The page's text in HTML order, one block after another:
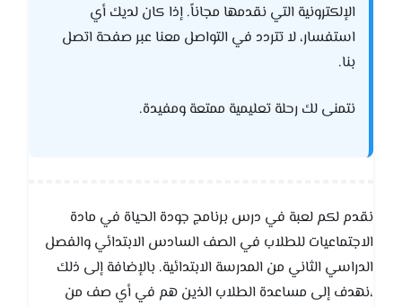
الإلكترونية التي نقدمها مجاناً. إذا كان لديك أي
استفسار، لا تتردد في التواصل معنا عبر صفحة اتصل
بنا.
نتمنى لك رحلة تعليمية ممتعة ومفيدة.
نقدم لكم لعبة في درس برنامج جودة الحياة في مادة
الاجتماعيات للطلاب في الصف السادس الابتدائي والفصل
الدراسي الثاني من المدرسة الابتدائية. بالإضافة إلى ذلك
،نهدف إلى مساعدة الطلاب الذين هم في أي صف من